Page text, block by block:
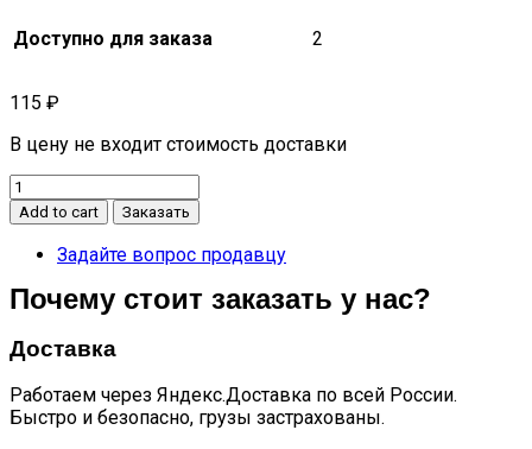
Доступно для заказа 2
115 ₽
В цену не входит стоимость доставки
Втулка
стабилизатора
заднего
нижняя
n200
Add to cart Заказать
Задайте вопрос продавцу
Почему стоит заказать у нас?
Доставка
Работаем через Яндекс.Доставка по всей России.
Быстро и безопасно, грузы застрахованы.